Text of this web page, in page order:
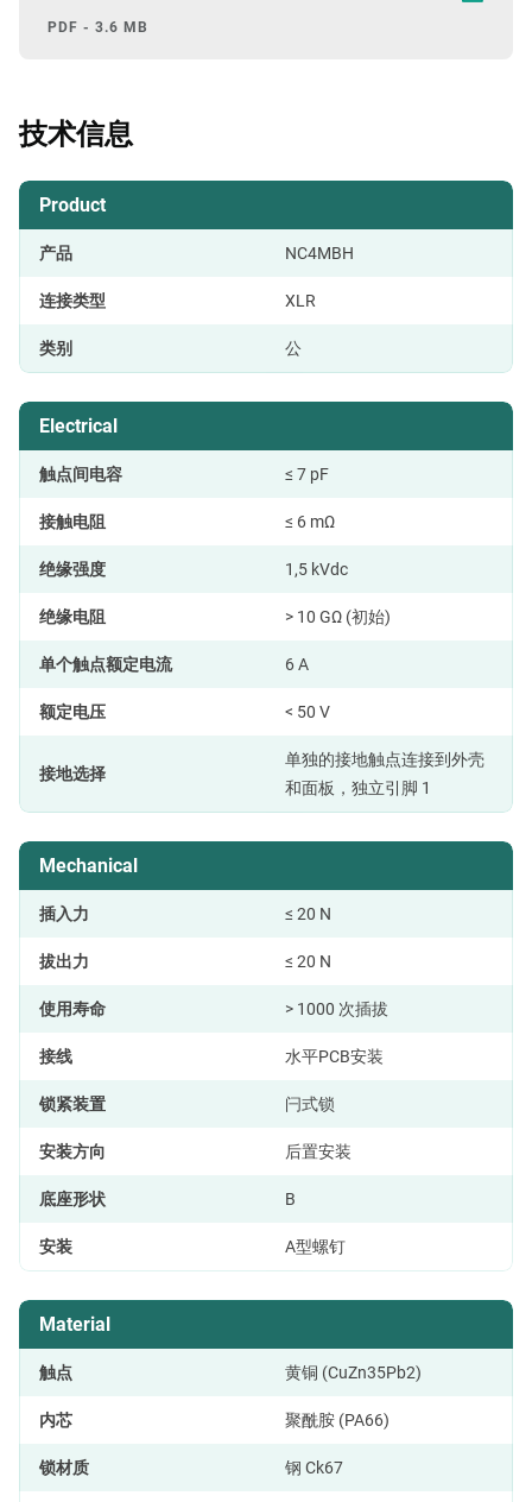
PDF - 3.6 MB
技术信息
Product
产品 NC4MBH
连接类型 XLR
类别 公
Electrical
触点间电容 ≤ 7 pF
接触电阻 ≤ 6 mΩ
绝缘强度 1,5 kVdc
绝缘电阻 > 10 GΩ (初始)
单个触点额定电流 6 A
额定电压 < 50 V
接地选择
单独的接地触点连接到外壳
和面板，独立引脚 1
Mechanical
插入力 ≤ 20 N
拔出力 ≤ 20 N
使用寿命 > 1000 次插拔
接线 水平PCB安装
锁紧装置 闩式锁
安装方向 后置安装
底座形状 B
安装 A型螺钉
Material
触点 黄铜 (CuZn35Pb2)
内芯 聚酰胺 (PA66)
锁材质 钢 Ck67